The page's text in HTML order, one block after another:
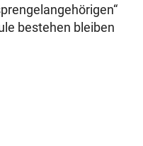
bestehen bleiben